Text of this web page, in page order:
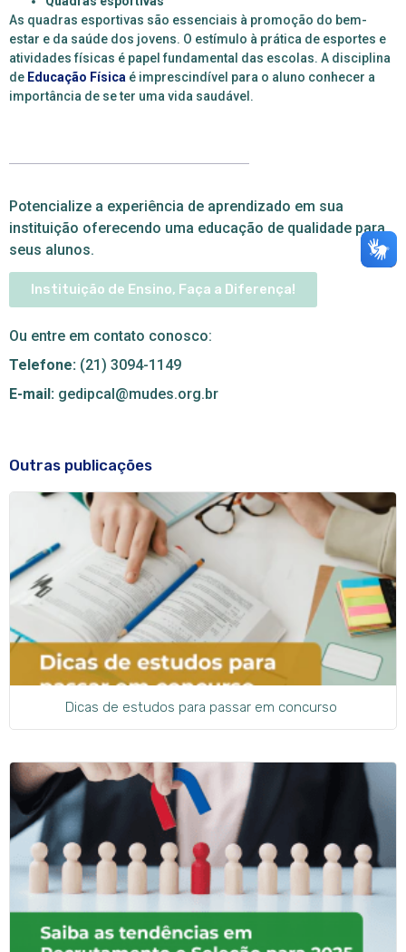
As quadras esportivas são essenciais à promoção do bem-
estar e da saúde dos jovens. O estímulo à prática de esportes e
atividades físicas é papel fundamental das escolas. A disciplina
de Educação Física é imprescindível para o aluno conhecer a
importância de se ter uma vida saudável.
Potencialize a experiência de aprendizado em sua
instituição oferecendo uma educação de qualidade para
seus alunos.
Instituição de Ensino, Faça a Diferença!
Ou entre em contato conosco:
Telefone: (21) 3094-1149
E-mail: gedipcal@mudes.org.br
Outras publicações
Dicas de estudos para passar em concurso